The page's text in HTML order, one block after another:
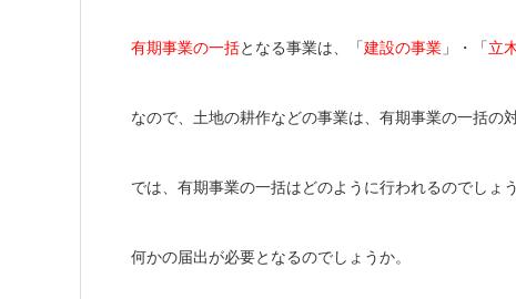
有期事業の一括となる事業は、「建設の事業 」・「立
なので、土地の耕作などの事業は、有期事業の一括の
では、有期事業の一括はどのように行われるのでしょう
何かの届出が必要となるのでしょうか。